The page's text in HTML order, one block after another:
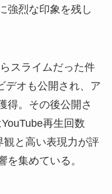
強烈な印象を残し
スライムだった件
デオも公開され、ア
得。その後公開さ
再生回数
観と高い表現力が評
を集めている。